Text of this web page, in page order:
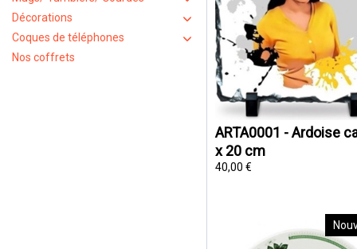
Décorations
Coques de téléphones
Nos coffrets
ARTA0001 - Ardoise
x 20 cm
40,00 €